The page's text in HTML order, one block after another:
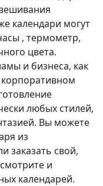
календари могут
, термометр,
цвета.
и бизнеса, как
любых стилей,
Вы можете
из
заказать свой,
и
календарей.